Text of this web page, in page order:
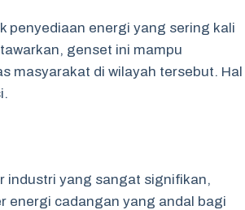
penyediaan energi yang sering kali
genset ini mampu
masyarakat di wilayah tersebut. Hal
industri yang sangat signifikan,
energi cadangan yang andal bagi